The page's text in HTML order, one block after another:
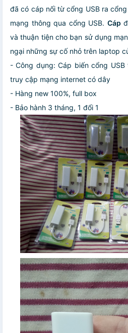
đã có cáp nối từ cổng USB ra
mạng thông qua cổng USB. Cáp
và thuận tiện cho bạn sử dụng
ngại những sự cố nhỏ trên laptop
- Công dụng: Cáp biến cổng
truy cập mạng internet có dây
- Hàng new 100%, full box
- Bảo hành 3 tháng, 1 đổi 1